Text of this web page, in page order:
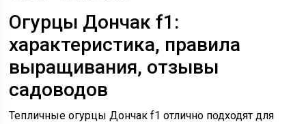
Огурцы Дончак f1:
характеристика, правила
выращивания, отзывы
садоводов
Тепличные огурцы Дончак f1 отлично подходят для